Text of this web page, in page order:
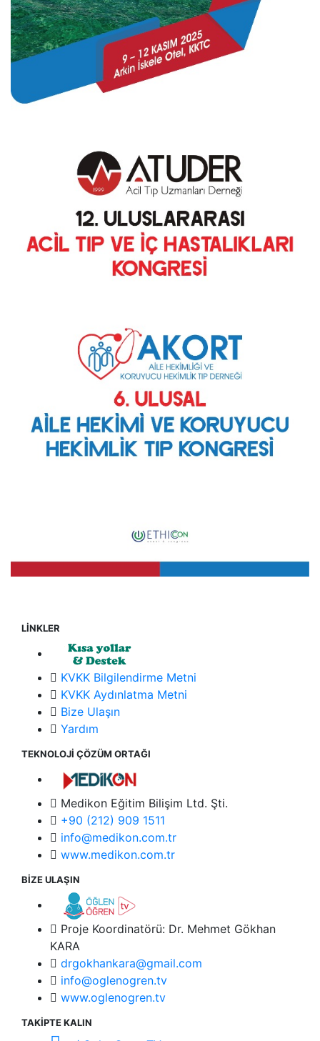
LİNKLER
KVKK Bilgilendirme Metni
KVKK Aydınlatma Metni
Bize Ulaşın
Yardım
TEKNOLOJİ ÇÖZÜM ORTAĞI
Medikon Eğitim Bilişim Ltd. Şti.
+90 (212) 909 1511
info@medikon.com.tr
www.medikon.com.tr
BİZE ULAŞIN
Proje Koordinatörü: Dr. Mehmet Gökhan
KARA
drgokhankara@gmail.com
info@oglenogren.tv
www.oglenogren.tv
TAKİPTE KALIN